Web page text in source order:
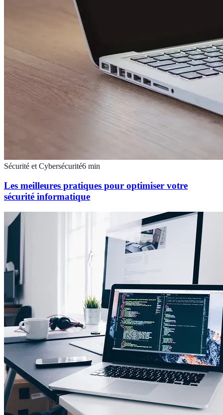
Sécurité et Cybersécurité6 min
Les meilleures pratiques pour optimiser votre
sécurité informatique